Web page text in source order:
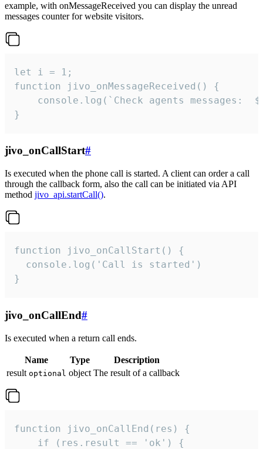
example, with onMessageReceived you can display the unread
messages counter for website visitors.
let i = 1;
function jivo_onMessageReceived() {
}
jivo_onCallStart#
Is executed when the phone call is started. A client can order a call
through the callback form, also the call can be initiated via API
method jivo_api.startCall().
function jivo_onCallStart() {
  console.log('Call is started')
}
jivo_onCallEnd#
Is executed when a return call ends.
Name Type
Description
result optional object The result of a callback
function jivo_onCallEnd(res) {
    if (res.result == 'ok') {